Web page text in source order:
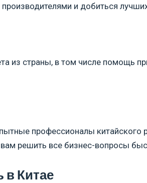
и добиться
из страны, в том числе помощь
профессионалы китайского
решить все бизнес-вопросы
в Китае